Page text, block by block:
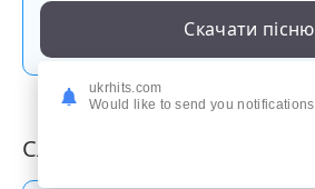
Скачати пісню
Слова пісні
ukrhits.com
Would like to send you notifications